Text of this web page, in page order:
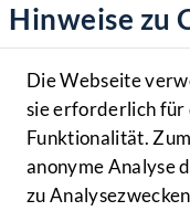
Hilfe
Benutzer
MENÜ
Hinweise zu
Die Webseite
sie erforderlich für
Funktionalität.
anonyme Analyse
zu